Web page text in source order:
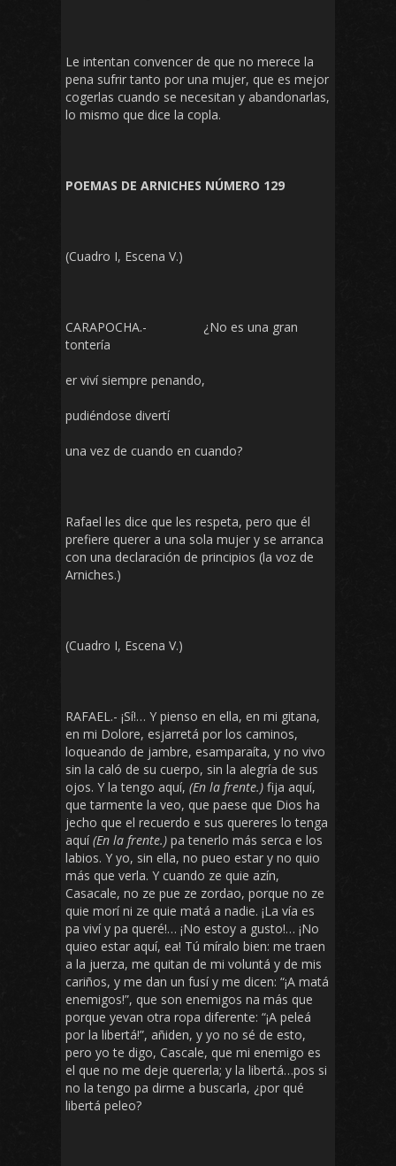
Le intentan convencer de que no merece la
pena sufrir tanto por una mujer, que es mejor
cogerlas cuando se necesitan y abandonarlas,
lo mismo que dice la copla.
POEMAS DE ARNICHES NÚMERO 129
(Cuadro I, Escena V.)
CARAPOCHA.- ¿No es una gran
tontería
er viví siempre penando,
pudiéndose divertí
una vez de cuando en cuando?
Rafael les dice que les respeta, pero que él
prefiere querer a una sola mujer y se arranca
con una declaración de principios (la voz de
Arniches.)
(Cuadro I, Escena V.)
RAFAEL.- ¡Sí!… Y pienso en ella, en mi gitana,
en mi Dolore, esjarretá por los caminos,
loqueando de jambre, esamparaíta, y no vivo
sin la caló de su cuerpo, sin la alegría de sus
ojos. Y la tengo aquí, (En la frente.) fija aquí,
que tarmente la veo, que paese que Dios ha
jecho que el recuerdo e sus quereres lo tenga
aquí(En la frente.) pa tenerlo más serca e los
labios. Y yo, sin ella, no pueo estar y no quio
más que verla. Y cuando ze quie azín,
Casacale, no ze pue ze zordao, porque no ze
quie morí ni ze quie matá a nadie. ¡La vía es
pa viví y pa queré!… ¡No estoy a gusto!… ¡No
quieo estar aquí, ea! Tú míralo bien: me traen
a la juerza, me quitan de mi voluntá y de mis
cariños, y me dan un fusí y me dicen: “¡A matá
enemigos!”, que son enemigos na más que
porque yevan otra ropa diferente: “¡A peleá
por la libertá!”, añiden, y yo no sé de esto,
pero yo te digo, Cascale, que mi enemigo es
el que no me deje quererla; y la libertá…pos si
no la tengo pa dirme a buscarla, ¿por qué
libertá peleo?